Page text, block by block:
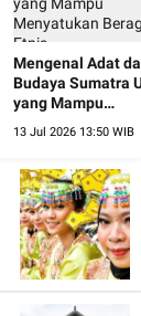
Mengenal Adat
Budaya Sumatra
yang Mampu
Menyatukan
13 Jul 2026 13:50 WIB